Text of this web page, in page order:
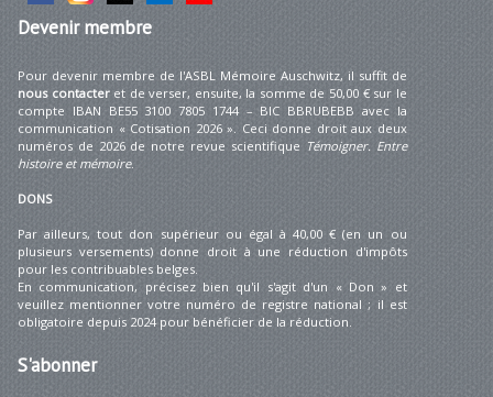
Devenirmembre
Pour devenir membre de l'ASBL Mémoire Auschwitz, il suffit de
nous contacteret de verser, ensuite, la somme de 50,00 € sur le
compte IBAN BE55 3100 7805 1744 – BIC BBRUBEBB avec la
communication « Cotisation 2026 ». Ceci donne droit aux deux
numéros de 2026 de notre revue scientifique Témoigner. Entre
histoire et mémoire.
DONS
Par ailleurs, tout don supérieur ou égal à 40,00 € (en un ou
plusieurs versements) donne droit à une réduction d'impôts
pour les contribuables belges.
En communication, précisez bien qu'il s'agit d'un « Don » et
veuillez mentionner votre numéro de registre national ; il est
obligatoire depuis 2024 pour bénéficier de la réduction.
S'abonner